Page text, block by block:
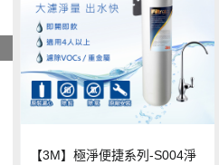
【3M】極淨便捷系列-S004淨